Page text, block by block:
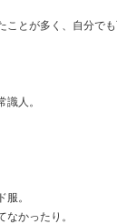
ことが多く、自分で
人。
。
かったり。